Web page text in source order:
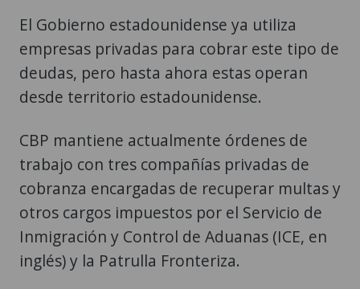
El Gobierno estadounidense ya utiliza
empresas privadas para cobrar este tipo de
deudas, pero hasta ahora estas operan
desde territorio estadounidense.
CBP mantiene actualmente órdenes de
trabajo con tres compañías privadas de
cobranza encargadas de recuperar multas y
otros cargos impuestos por el Servicio de
Inmigración y Control de Aduanas (ICE, en
inglés) y la Patrulla Fronteriza.